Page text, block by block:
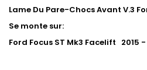
Lame Du Pare-Chocs Avant V.3
Se monte sur:
Ford Focus ST Mk3 Facelift 2015 -